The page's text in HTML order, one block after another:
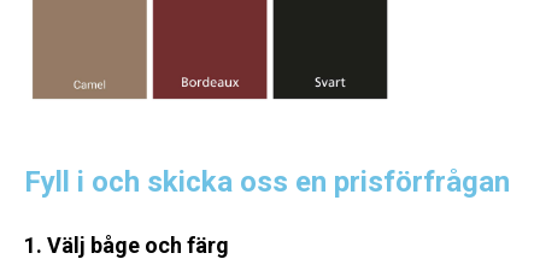
Fyll i och skicka oss en prisförfrågan
1. Välj båge och färg